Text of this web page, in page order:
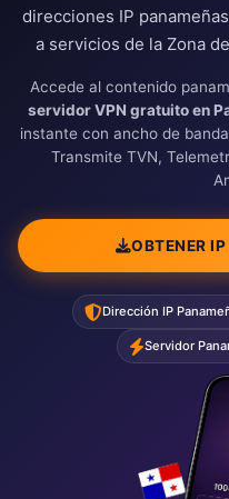
direcciones IP
a servicios de la Zona
Accede al contenido
servidor VPN gratuito en
instante con ancho de
Transmite TVN,
OBTENER
Dirección IP
Servidor